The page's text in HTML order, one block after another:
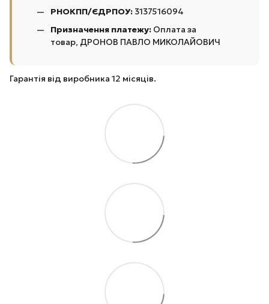
РНОКПП/ЄДРПОУ: 3137516094
Призначення платежу: Оплата за
товар, ДРОНОВ ПАВЛО МИКОЛАЙОВИЧ
Гарантія від виробника 12 місяців.